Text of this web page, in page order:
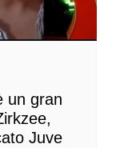
un gran
Juve